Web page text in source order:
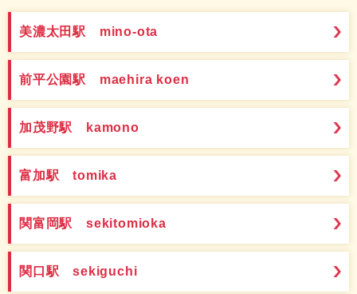
美濃太田駅 mino-ota
前平公園駅 maehira koen
加茂野駅 kamono
富加駅 tomika
関富岡駅 sekitomioka
関口駅 sekiguchi